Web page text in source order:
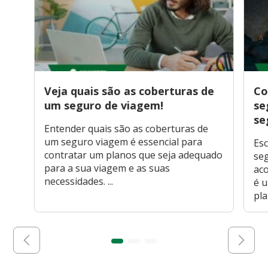
Veja quais são as coberturas de
um seguro de viagem!
Entender quais são as coberturas de
um seguro viagem é essencial para
contratar um planos que seja adequado
para a sua viagem e as suas
necessidades. ...
é